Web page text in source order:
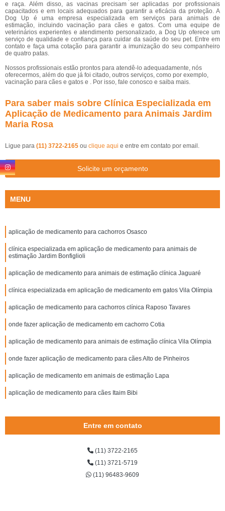
e raça. Além disso, as vacinas precisam ser aplicadas por profissionais
capacitados e em locais adequados para garantir a eficácia da proteção. A
Dog Up é uma empresa especializada em serviços para animais de
estimação, incluindo vacinação para cães e gatos. Com uma equipe de
veterinários experientes e atendimento personalizado, a Dog Up oferece um
serviço de qualidade e confiança para cuidar da saúde do seu pet. Entre em
contato e faça uma cotação para garantir a imunização do seu companheiro
de quatro patas.
Nossos profissionais estão prontos para atendê-lo adequadamente, nós
oferecermos, além do que já foi citado, outros serviços, como por exemplo,
vacinação para cães e gatos e . Por isso, fale conosco e saiba mais.
Para saber mais sobre Clínica Especializada em
Aplicação de Medicamento para Animais Jardim
Maria Rosa
Ligue para (11) 3722-2165 ou clique aqui e entre em contato por email.
Solicite um orçamento
MENU
aplicação de medicamento para cachorros Osasco
clínica especializada em aplicação de medicamento para animais de
estimação Jardim Bonfiglioli
aplicação de medicamento para animais de estimação clínica Jaguaré
clínica especializada em aplicação de medicamento em gatos Vila Olímpia
aplicação de medicamento para cachorros clínica Raposo Tavares
onde fazer aplicação de medicamento em cachorro Cotia
aplicação de medicamento para animais de estimação clínica Vila Olímpia
onde fazer aplicação de medicamento para cães Alto de Pinheiros
aplicação de medicamento em animais de estimação Lapa
aplicação de medicamento para cães Itaim Bibi
Entre em contato
(11) 3722-2165
(11) 3721-5719
(11) 96483-9609